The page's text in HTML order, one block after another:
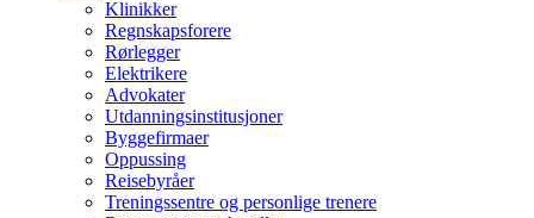
Klinikker
Regnskapsforere
Rørlegger
Elektrikere
Advokater
Utdanningsinstitusjoner
Byggefirmaer
Oppussing
Reisebyråer
Treningssentre og personlige trenere